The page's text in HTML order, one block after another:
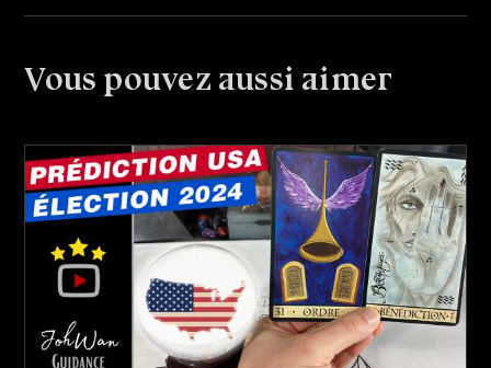
Vous pouvez aussi aimer